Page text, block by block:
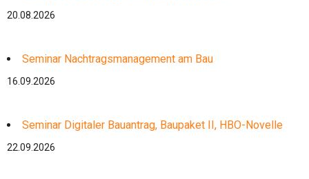
20.08.2026
Seminar Nachtragsmanagement am Bau
16.09.2026
Seminar Digitaler Bauantrag, Baupaket II, HBO-Novelle
22.09.2026